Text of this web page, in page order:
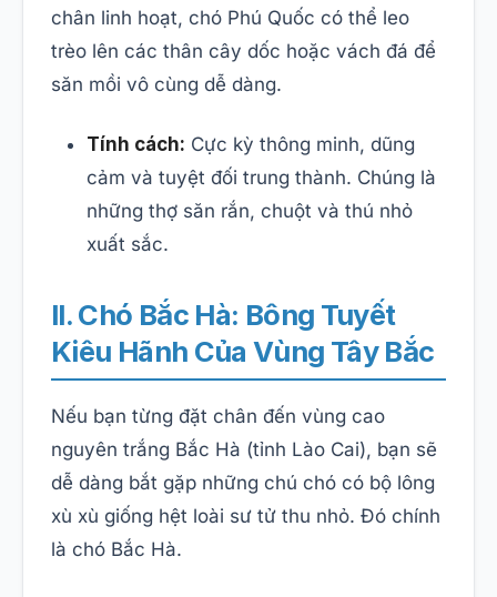
chân linh hoạt, chó Phú Quốc có thể leo
trèo lên các thân cây dốc hoặc vách đá để
săn mồi vô cùng dễ dàng.
Tính cách: Cực kỳ thông minh, dũng
cảm và tuyệt đối trung thành. Chúng là
những thợ săn rắn, chuột và thú nhỏ
xuất sắc.
II. Chó Bắc Hà: Bông Tuyết
Kiêu Hãnh Của Vùng Tây Bắc
Nếu bạn từng đặt chân đến vùng cao
nguyên trắng Bắc Hà (tỉnh Lào Cai), bạn sẽ
dễ dàng bắt gặp những chú chó có bộ lông
xù xù giống hệt loài sư tử thu nhỏ. Đó chính
là chó Bắc Hà.